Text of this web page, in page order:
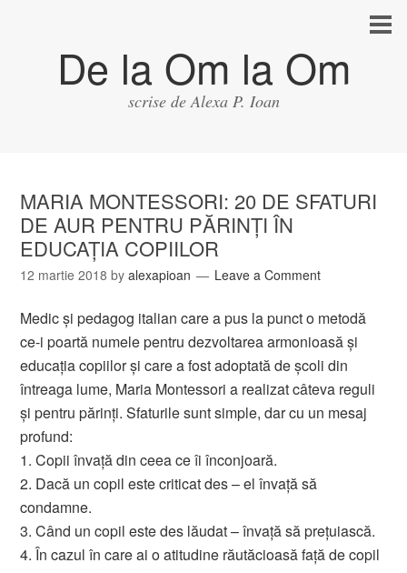
De la Om la Om
scrise de Alexa P. Ioan
MARIA MONTESSORI: 20 DE SFATURI
DE AUR PENTRU PĂRINŢI ÎN
EDUCAŢIA COPIILOR
12 martie 2018 byalexapioan Leave a Comment
Medic şi pedagog italian care a pus la punct o metodă
ce-i poartă numele pentru dezvoltarea armonioasă şi
educaţia copiilor şi care a fost adoptată de şcoli din
întreaga lume, Maria Montessori a realizat câteva reguli
şi pentru părinţi. Sfaturile sunt simple, dar cu un mesaj
profund:
1. Copii învaţă din ceea ce îi înconjoară.
2. Dacă un copil este criticat des – el învaţă să
condamne.
3. Când un copil este des lăudat – învaţă să preţuiască.
4. În cazul în care ai o atitudine răutăcioasă faţă de copil